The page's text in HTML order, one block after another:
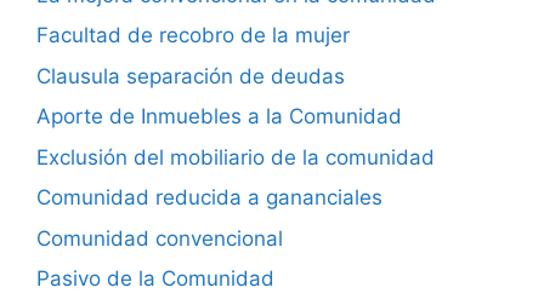
Facultad de recobro de la mujer
Clausula separación de deudas
Aporte de Inmuebles a la Comunidad
Exclusión del mobiliario de la comunidad
Comunidad reducida a gananciales
Comunidad convencional
Pasivo de la Comunidad